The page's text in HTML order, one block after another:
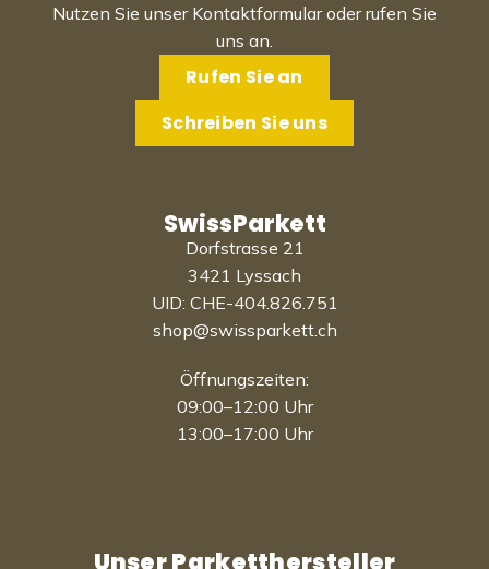
Nutzen Sie unser Kontaktformular oder rufen Sie
uns an.
Rufen Sie an
Schreiben Sie uns
SwissParkett
Dorfstrasse 21
3421 Lyssach
UID: CHE-404.826.751
shop@swissparkett.ch
Öffnungszeiten:
09:00–12:00 Uhr
13:00–17:00 Uhr
Unser Parketthersteller